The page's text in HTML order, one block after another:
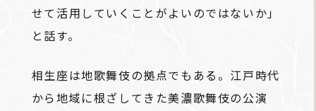
せて活用していくことがよいのではないか」
と話す。
相生座は地歌舞伎の拠点でもある。江戸時代
から地域に根ざしてきた美濃歌舞伎の公演